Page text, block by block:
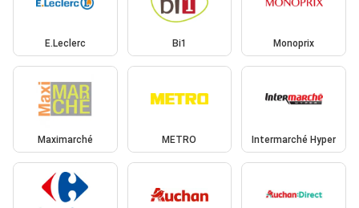
E.Leclerc Bi1 Monoprix
Maximarché METRO Intermarché Hyper